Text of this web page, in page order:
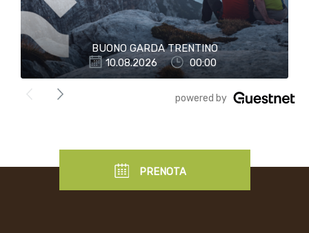
BUONO GARDA TRENTINO
10.08.2026
00:00
powered by
PRENOTA